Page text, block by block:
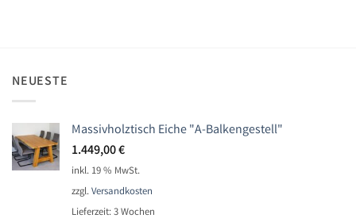
NEUESTE
Massivholztisch Eiche "A-Balkengestell"
1.449,00€
inkl. 19 % MwSt.
zzgl.Versandkosten
Lieferzeit:3 Wochen